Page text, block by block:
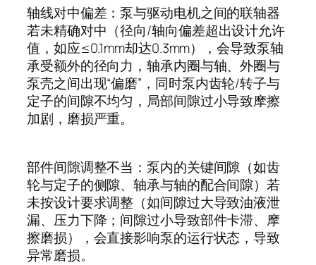
轴线对中偏差：泵与驱动电机之间的联轴器
若未精确对中（径向/轴向偏差超出设计允许
值，如应≤0.1mm却达0.3mm），会导致泵轴
承受额外的径向力，轴承内圈与轴、外圈与
泵壳之间出现“偏磨” ，同时泵内齿轮/转子与
定子的间隙不均匀，局部间隙过小导致摩擦
加剧，磨损严重。
部件间隙调整不当：泵内的关键间隙（如齿
轮与定子的侧隙、轴承与轴的配合间隙）若
未按设计要求调整（如间隙过大导致油液泄
漏、压力下降；间隙过小导致部件卡滞、摩
擦磨损），会直接影响泵的运行状态，导致
异常磨损。